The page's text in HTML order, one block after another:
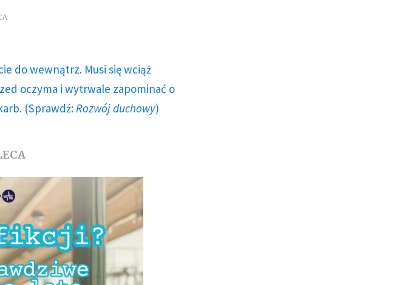
do wewnątrz. Musi się wciąż
oczyma i wytrwale zapominać o
(Sprawdź: Rozwój duchowy)